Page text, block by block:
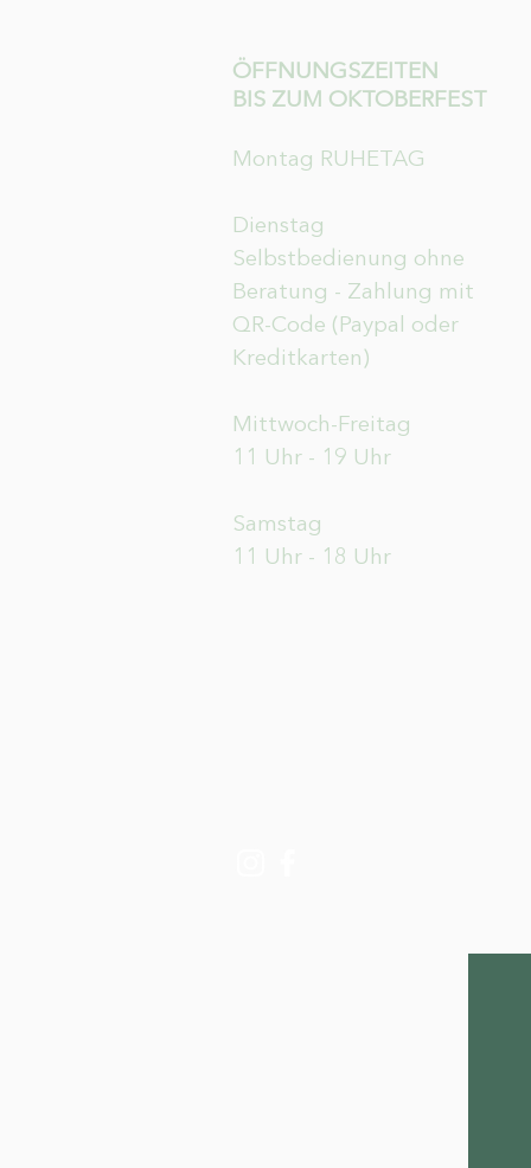
ÖFFNUNGSZEITEN
BIS ZUM OKTOBERFEST
Montag RUHETAG
Dienstag
Selbstbedienung ohne
Beratung - Zahlung mit
QR-Code (Paypal oder
Kreditkarten)
Mittwoch-Freitag
11 Uhr - 19 Uhr
Samstag
11 Uhr - 18 Uhr